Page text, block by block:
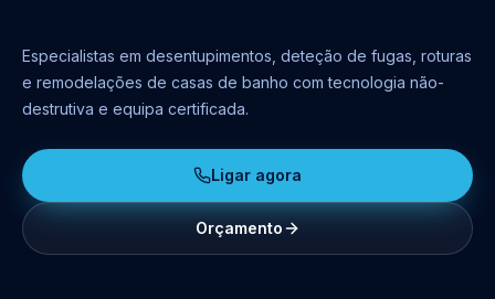
Especialistas em desentupimentos, deteção de fugas, roturas
e remodelações de casas de banho com tecnologia não-
destrutiva e equipa certificada.
Ligar agora
Orçamento